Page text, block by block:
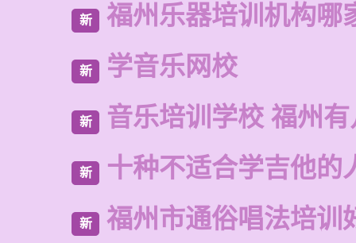
新 福州乐器培训机构哪
新 学音乐网校
新 音乐培训学校 福州
新 十种不适合学吉他的
新 福州市通俗唱法培训